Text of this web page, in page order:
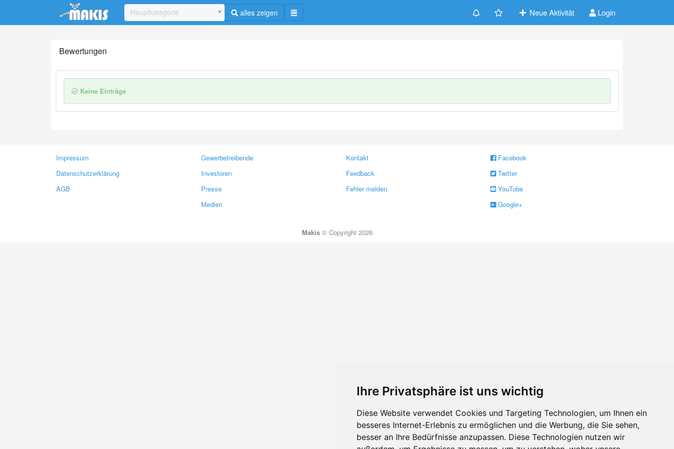
Ihre Privatsphäre ist uns wichtig
Diese Website verwendet Cookies und Targeting Technologien, um Ihnen ein
besseres Internet-Erlebnis zu ermöglichen und die Werbung, die Sie sehen,
besser an Ihre Bedürfnisse anzupassen. Diese Technologien nutzen wir
Update cookies preferences
Hauptkategorie alles zeigen Neue Aktivität Login
Bewertungen
Keine Einträge
Impressum
Datenschutzerklärung
AGB
Gewerbetreibende
Investoren
Presse
Medien
Kontakt
Feedback
Fehler melden
Facebook
Twitter
YouTube
Google+
Makis© Copyright 2026